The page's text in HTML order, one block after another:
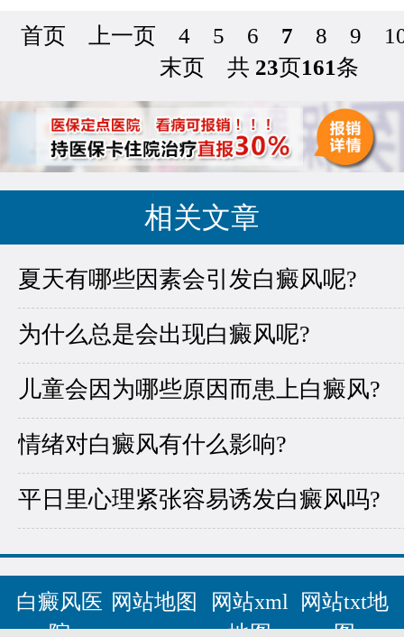
首页 上一页 4 5 6 7 8 9
末页
共 23页161条
相关文章
夏天有哪些因素会引发白癜风呢?
为什么总是会出现白癜风呢?
儿童会因为哪些原因而患上白癜风?
情绪对白癜风有什么影响?
平日里心理紧张容易诱发白癜风吗?
白癜风医 网站地图
网站xml
网站txt地